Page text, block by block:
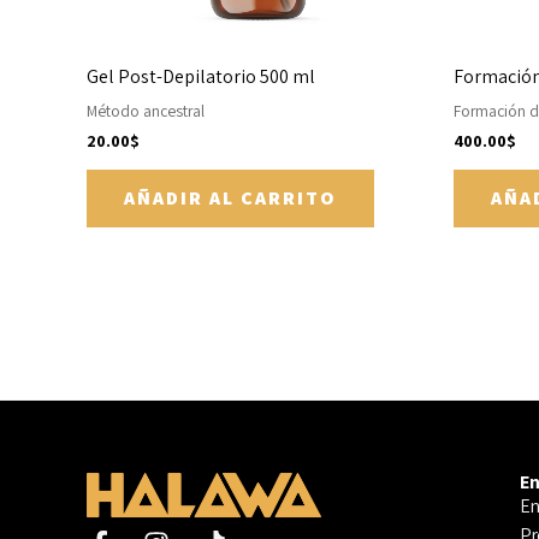
Gel Post-Depilatorio 500 ml
Método ancestral
20.00$
AÑADIR AL CARRITO
Formación
400.00$